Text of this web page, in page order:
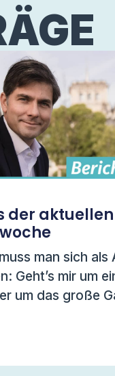
der aktuellen
man sich
Geht’s mir um
um das große